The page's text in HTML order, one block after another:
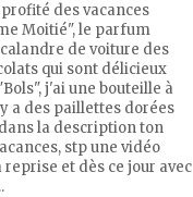
des vacances
Moitié", le parfum
de voiture des
qui sont délicieux
j'ai une bouteille à
a des paillettes dorées
la description ton
stp une vidéo
et dès ce jour avec